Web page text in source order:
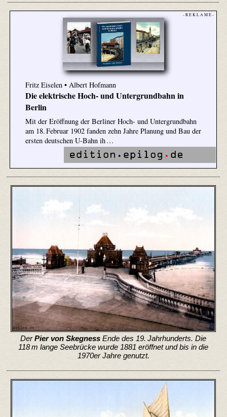
- R E K L A M E -
Fritz Eiselen • Albert Hofmann
Die elektrische Hoch- und Untergrundbahn in
Berlin
Mit der Eröffnung der Berliner Hoch- und Untergrundbahn
am 18. Februar 1902 fanden zehn Jahre Planung und Bau der
ersten deutschen U-Bahn ih …
DerPier von Skegness Ende des 19. Jahrhunderts. Die
118 m lange Seebrücke wurde 1881 eröffnet und bis in die
1970er Jahre genutzt.